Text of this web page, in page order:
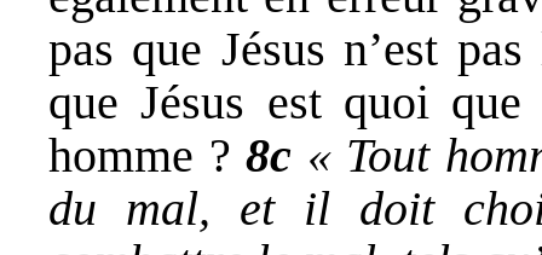
pas que Jésus n’est
que Jésus est quoi
homme ? 8c « Tout
du mal, et il doit